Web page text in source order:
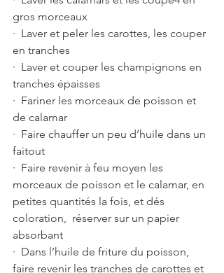
gros morceaux
·  Laver et peler les carottes, les couper
en tranches
·  Laver et couper les champignons en
tranches épaisses
·  Fariner les morceaux de poisson et
de calamar
·  Faire chauffer un peu d’huile dans un
faitout
·  Faire revenir à feu moyen les
morceaux de poisson et le calamar, en
petites quantités la fois, et dés
coloration,  réserver sur un papier
absorbant
·  Dans l’huile de friture du poisson,
faire revenir les tranches de carottes et